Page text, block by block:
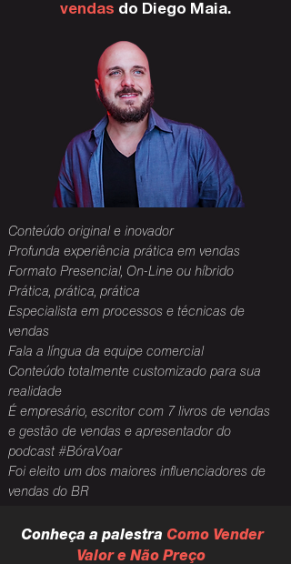
vendas do Diego Maia.
Conteúdo original e inovador
Profunda experiência prática em vendas
Formato Presencial, On-Line ou híbrido
Prática, prática, prática
Especialista em processos e técnicas de
vendas
Fala a língua da equipe comercial
Conteúdo totalmente customizado para sua
realidade
É empresário, escritor com 7 livros de vendas
e gestão de vendas e apresentador do
podcast #BóraVoar
Foi eleito um dos maiores influenciadores de
vendas do BR
Conheça a palestra Como Vender
Valor e Não Preço